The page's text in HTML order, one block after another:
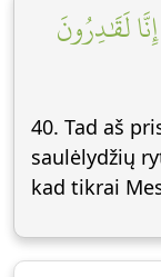
لَقَٰدِرُونَ
40. Tad aš
saulėlydžių
kad tikrai